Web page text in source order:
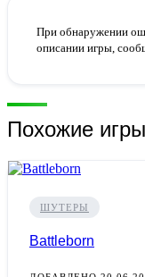
При обнаружении
описании игры,
Похожие игры
ШУТЕРЫ
Battleborn